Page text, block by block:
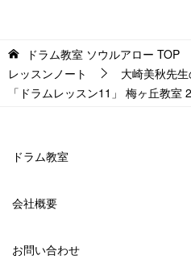
ドラム教室 ソウルアロー TOP
レッスンノート
大崎美秋先
「ドラムレッスン11」 梅ヶ丘教
ドラム教室
会社概要
お問い合わせ